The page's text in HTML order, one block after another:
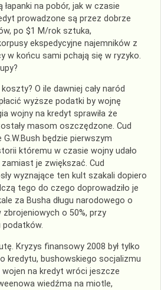
na pobór, jak w czasie
prowadzone są przez dobrze
po $1 M/rok sztuka,
ekspedycyjne najemników z
w końcu sami pchają się w ryzyko.
O ile dawniej cały naród
wyższe podatki by wojnę
wojny na kredyt sprawiła że
masom oszczędzone. Cud
będzie pierwszym
któremu w czasie wojny udało
je zwiększać. Cud
wyznające ten kult szakali dopiero
tego do czego doprowadziło je
za Busha długu narodowego o
o 50%, przy
podatków.
Kryzys finansowy 2008 był tylko
kredytu, bushowskiego socjalizmu
na kredyt wróci jeszcze
wiedźma na miotle,